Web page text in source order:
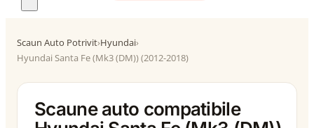
Scaun Auto Potrivit›Hyundai›
Hyundai Santa Fe (Mk3 (DM)) (2012-2018)
Scaune auto compatibile